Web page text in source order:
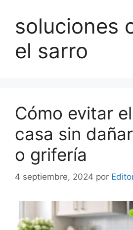
soluciones
el sarro
Cómo evitar
casa sin
o grifería
4 septiembre, 2024 por